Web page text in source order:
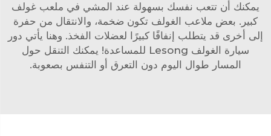
يمكنك أن تتعب نفسك بسهولة عند المشي في ملعب غولف
كبير. بعض ملاعب الغولف تكون ضخمة، والانتقال من حفرة
إلى أخرى قد يتطلب إنفاقًا كبيرًا لعضلات الفخذ. وهنا يأتي دور
سيارة الغولف Lesong للمساعدة! يمكنك التنقل حول
المسار طوال اليوم دون التعرق أو التنفس بصعوبة.